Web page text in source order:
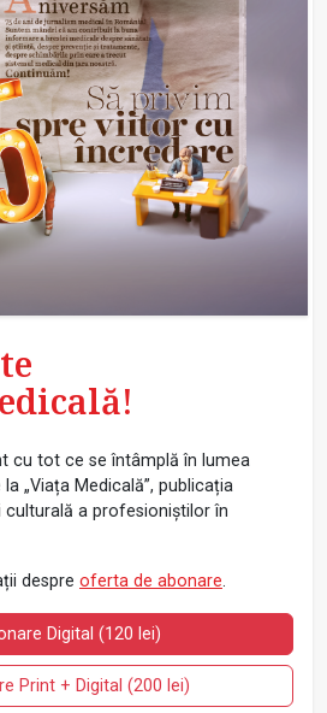
cu tot ce se întâmplă în lumea
„Viața Medicală”, publicația
a profesioniștilor în
despre oferta de abonare.
Digital (120 lei)
Print + Digital (200 lei)